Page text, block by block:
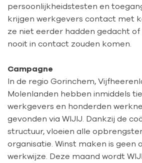
persoonlijkheidstesten en
krijgen werkgevers contact met
ze niet eerder hadden gedacht of
nooit in contact zouden komen.
Campagne
In de regio Gorinchem,
Molenlanden hebben inmiddels
werkgevers en honderden
gevonden via WIJIJ. Dankzij de
structuur, vloeien alle
organisatie. Winst maken is geen
werkwijze. Deze maand wordt